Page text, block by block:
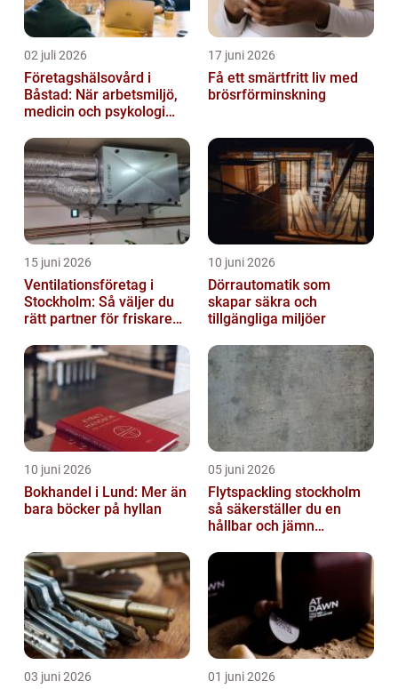
02 juli 2026
Företagshälsovård i
Båstad: När arbetsmiljö,
medicin och psykologi
17 juni 2026
Få ett smärtfritt liv med
brösrförminskning
15 juni 2026
Ventilationsföretag i
Stockholm: Så väljer du
rätt partner för friskare
10 juni 2026
Dörrautomatik som
skapar säkra och
tillgängliga miljöer
10 juni 2026
Bokhandel i Lund: Mer än
bara böcker på hyllan
05 juni 2026
Flytspackling stockholm
så säkerställer du en
hållbar och jämn
03 juni 2026 01 juni 2026